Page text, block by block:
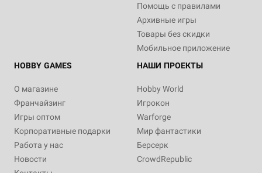
Помощь с правилами
Архивные игры
Товары без скидки
Мобильное приложение
HOBBY GAMES
О магазине
Франчайзинг
Игры оптом
Корпоративные подарки
Работа у нас
Новости
НАШИ ПРОЕКТЫ
Hobby World
Игрокон
Warforge
Мир фантастики
Берсерк
CrowdRepublic